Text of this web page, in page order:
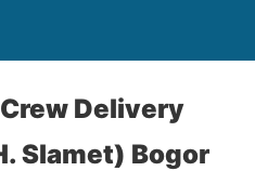
Delivery
Slamet) Bogor